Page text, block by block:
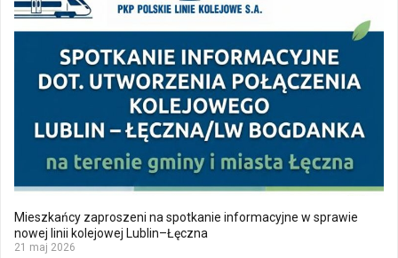
Mieszkańcy zaproszeni na spotkanie informacyjne w sprawie
nowej linii kolejowej Lublin–Łęczna
21 maj 2026